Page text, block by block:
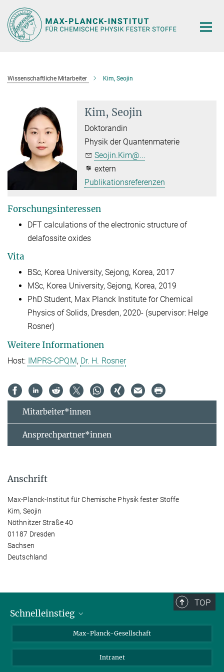
Hauptinhalt
Wissenschaftliche Mitarbeiter Kim, Seojin
Kim, Seojin
Doktorandin
Physik der Quantenmaterie
Seojin.Kim@...
extern
Publikationsreferenzen
Forschungsinteressen
DFT calculations of the electronic structure of
delafossite oxides
Vita
BSc, Korea University, Sejong, Korea, 2017
MSc, Korea University, Sejong, Korea, 2019
PhD Student, Max Planck Institute for Chemical
Physics of Solids, Dresden, 2020- (supervisor: Helge
Rosner)
Weitere Informationen
Host: IMPRS-CPQM, Dr. H. Rosner
Mitarbeiter*innen
Ansprechpartner*innen
Anschrift
Max-Planck-Institut für Chemische Physik fester Stoffe
Kim, Seojin
Nöthnitzer Straße 40
01187 Dresden
Sachsen
Deutschland
TOP
Schnelleinstieg
Ansprechpartner*innen
Presse- und Öffentlichkeitsarbeit
Max-Planck-Gesellschaft
Intranet